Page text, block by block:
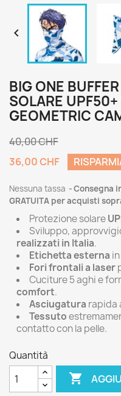

BIG ONE
SOLARE
GEOMETRIC
40,00 CHF
36,00 CHF
Nessuna tassa
Consegna
GRATUITA per acquisti
Protezione solare
Sviluppo,
realizzati in Italia.
Etichetta esterna
Fori frontali a laser
Cuciture 5 aghi e
comfort.
Asciugatura rapida
Tessuto
contatto con la pelle.
Quantità
